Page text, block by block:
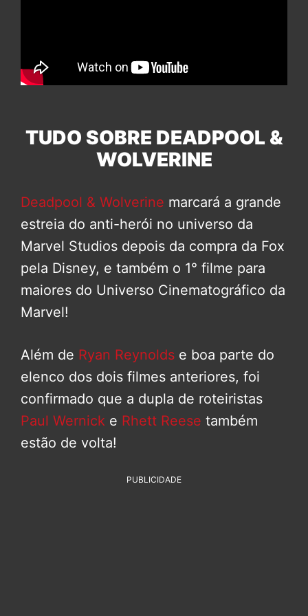
TUDO SOBRE DEADPOOL &
WOLVERINE
Deadpool & Wolverine marcará a grande
estreia do anti-herói no universo da
Marvel Studios depois da compra da Fox
pela Disney, e também o 1° filme para
maiores do Universo Cinematográfico da
Marvel!
Além de Ryan Reynolds e boa parte do
elenco dos dois filmes anteriores, foi
confirmado que a dupla de roteiristas
Paul Wernick e Rhett Reese também
estão de volta!
PUBLICIDADE